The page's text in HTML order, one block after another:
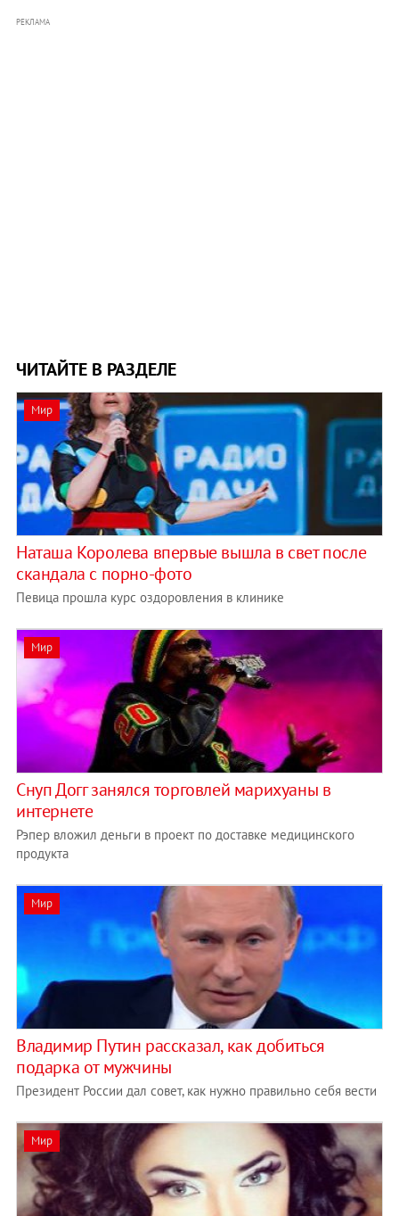
РЕКЛАМА
ЧИТАЙТЕ В РАЗДЕЛЕ
Мир
Наташа Королева впервые вышла в свет после
скандала с порно-фото
Певица прошла курс оздоровления в клинике
Мир
Снуп Догг занялся торговлей марихуаны в
интернете
Рэпер вложил деньги в проект по доставке медицинского
продукта
Мир
Владимир Путин рассказал, как добиться
подарка от мужчины
Президент России дал совет, как нужно правильно себя вести
Мир